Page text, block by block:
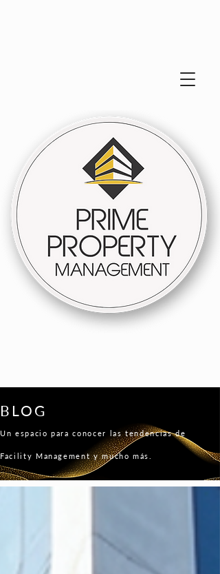
BLOG
Un espacio para conocer las tendencias de
Facility Management y mucho más.